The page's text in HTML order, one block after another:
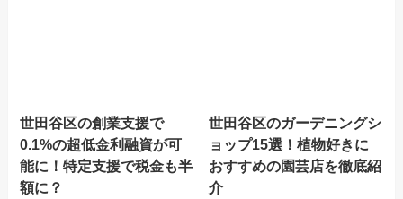
世田谷区の創業支援で
0.1%の超低金利融資が可
能に！特定支援で税金も半
額に？
世田谷区のガーデニングシ
ョップ15選！植物好きに
おすすめの園芸店を徹底紹
介